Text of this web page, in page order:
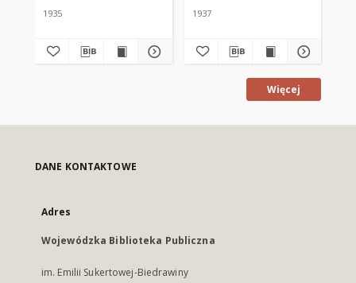
1935 1937
Więcej
DANE KONTAKTOWE
Adres
Wojewódzka Biblioteka Publiczna
im. Emilii Sukertowej-Biedrawiny